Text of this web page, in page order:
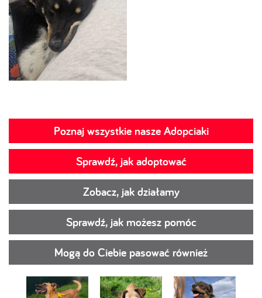
Poznaj wszystkie nasze Adopciaki
Sprawdź, jak adoptować
Zobacz, jak działamy
Sprawdź, jak możesz pomóc
Mogą do Ciebie pasować również